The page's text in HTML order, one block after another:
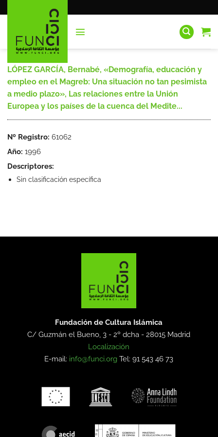
al
LÓPEZ GARCÍA, Bernabé, «Demografía, educación y
empleo en el Magreb: Una situación no tan pesimista
a medio plazo», Las relaciones entre la Unión
Europea y los países de la cuenca del Medite...
Nº Registro: 61062
Año: 1996
Descriptores:
Sin clasificación específica
Fundación de Cultura Islámica
C/ Guzmán el Bueno, 3 - 2º dcha -28015 Madrid
Localización
E-mail: info@funci.org Tel: 91 543 46 73